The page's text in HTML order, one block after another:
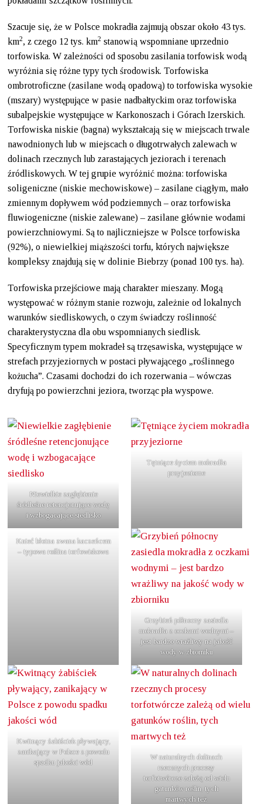
Szacuje się, że w Polsce mokradła zajmują obszar około 43 tys.
km2, z czego 12 tys. km2 stanowią wspomniane uprzednio
torfowiska. W zależności od sposobu zasilania torfowisk wodą
wyróżnia się różne typy tych środowisk. Torfowiska
ombrotroficzne (zasilane wodą opadową) to torfowiska wysokie
(mszary) występujące w pasie nadbałtyckim oraz torfowiska
subalpejskie występujące w Karkonoszach i Górach Izerskich.
Torfowiska niskie (bagna) wykształcają się w miejscach trwale
nawodnionych lub w miejscach o długotrwałych zalewach w
dolinach rzecznych lub zarastających jeziorach i terenach
źródliskowych. W tej grupie wyróżnić można: torfowiska
soligeniczne (niskie mechowiskowe) – zasilane ciągłym, mało
zmiennym dopływem wód podziemnych – oraz torfowiska
fluwiogeniczne (niskie zalewane) – zasilane głównie wodami
powierzchniowymi. Są to najliczniejsze w Polsce torfowiska
(92%), o niewielkiej miąższości torfu, których największe
kompleksy znajdują się w dolinie Biebrzy (ponad 100 tys. ha).
Torfowiska przejściowe mają charakter mieszany. Mogą
występować w różnym stanie rozwoju, zależnie od lokalnych
warunków siedliskowych, o czym świadczy roślinność
charakterystyczna dla obu wspomnianych siedlisk.
Specyficznym typem mokradeł są trzęsawiska, występujące w
strefach przyjeziornych w postaci pływającego „roślinnego
kożucha”. Czasami dochodzi do ich rozerwania – wówczas
dryfują po powierzchni jeziora, tworząc pła wyspowe.
Niewielkie zagłębienie
śródleśne retencjonujące wodę
i wzbogacające siedlisko
Tętniące życiem mokradła
przyjeziorne
Knieć błotna zwana kaczeńcem
– typowa roślina torfowiskowa
Grzybień północny zasiedla
mokradła z oczkami wodnymi –
jest bardzo wrażliwy na jakość
wody w zbiorniku
Kwitnący żabiściek pływający,
zanikający w Polsce z powodu
spadku jakości wód
W naturalnych dolinach
rzecznych procesy
torfotwórcze zależą od wielu
gatunków roślin, tych
martwych też